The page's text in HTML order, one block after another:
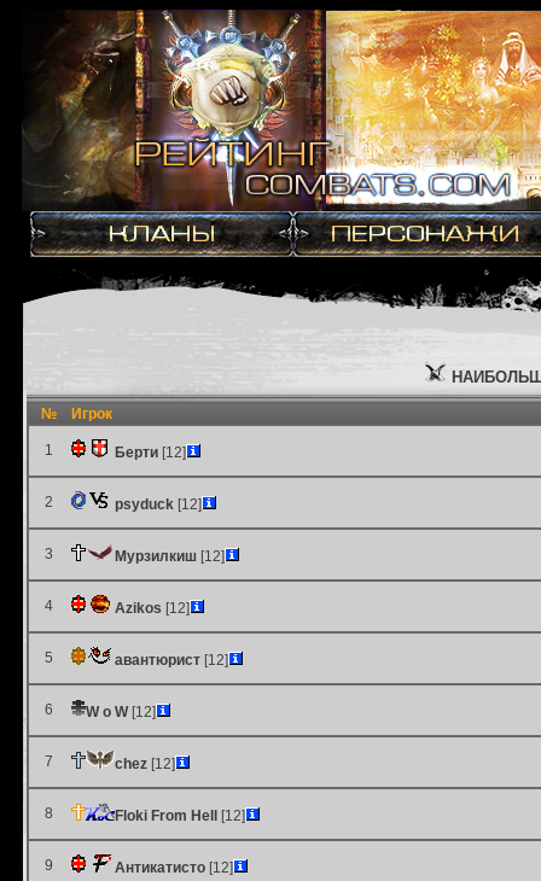
№ Игрок
1 Берти [12]
2 psyduck [12]
3 Мурзилкиш [12]
4 Azikos [12]
5 авантюрист [12]
6 W o W[12]
7 chez [12]
8 Floki From Hell [12]
9 Антикатисто [12]